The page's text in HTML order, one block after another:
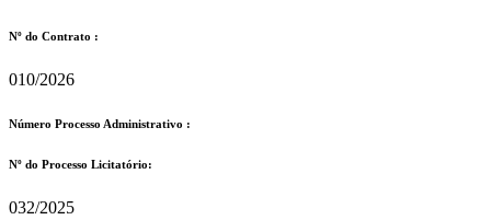
Nº do Contrato :
010/2026
Número Processo Administrativo :
Nº do Processo Licitatório:
032/2025